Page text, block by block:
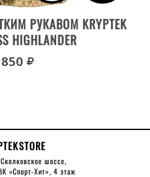
РУКАВОМ KRYPTEK
HIGHLANDER
шоссе,
«Спорт-Хит», 4 этаж